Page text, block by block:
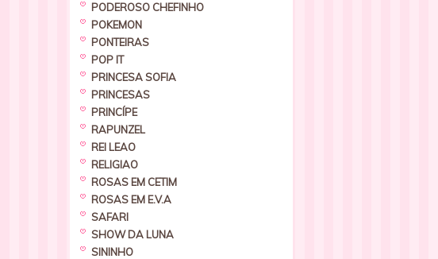
PODEROSO CHEFINHO
POKEMON
PONTEIRAS
POP IT
PRINCESA SOFIA
PRINCESAS
PRINCÍPE
RAPUNZEL
REI LEAO
RELIGIAO
ROSAS EM CETIM
ROSAS EM E.V.A
SAFARI
SHOW DA LUNA
SININHO